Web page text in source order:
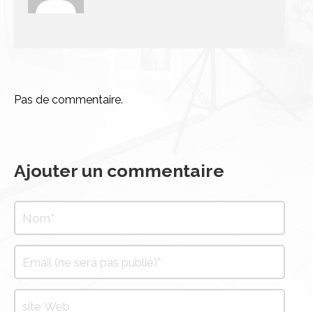
Pas de commentaire.
Ajouter un commentaire